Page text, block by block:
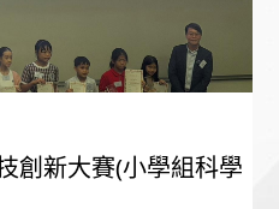
創新大賽(小學組科學